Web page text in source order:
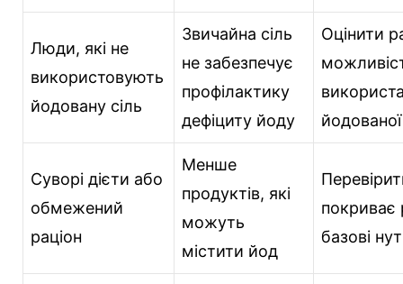
Люди, які не
використовують
йодовану сіль
Звичайна сіль
не забезпечує
профілактику
дефіциту йоду
Оцінити
Суворі дієти або
обмежений
раціон
Менше
продуктів, які
можуть
містити йод
покриває
базові